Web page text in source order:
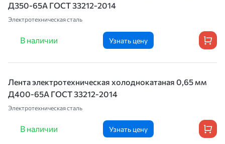
Д350-65А ГОСТ 33212-2014
Электротехническая сталь
В наличии Узнать цену
Лента электротехническая холоднокатаная 0,65 мм
Д400-65А ГОСТ 33212-2014
Электротехническая сталь
В наличии Узнать цену